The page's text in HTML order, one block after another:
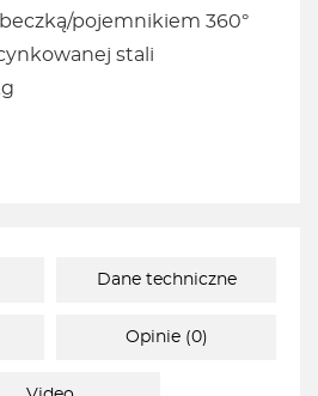
pojemnikiem 360°
stali
Dane techniczne
Opinie (0)